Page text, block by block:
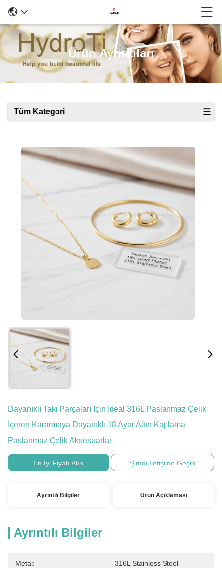
Ürün Ayrıntıları
Tüm Kategori
Dayanıklı Takı Parçaları Için İdeal 316L Paslanmaz Çelik
İçeren Kararmaya Dayanıklı 18 Ayar Altın Kaplama
Paslanmaz Çelik Aksesuarlar
En İyi Fiyatı Alın Şimdi Iletişime Geçin
Ayrıntılı Bilgiler Ürün Açıklaması
Ayrıntılı Bilgiler
Metal: 316L Stainless Steel